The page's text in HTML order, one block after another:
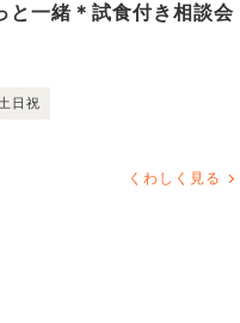
と一緒＊試食付き相談会
土日祝
くわしく見る